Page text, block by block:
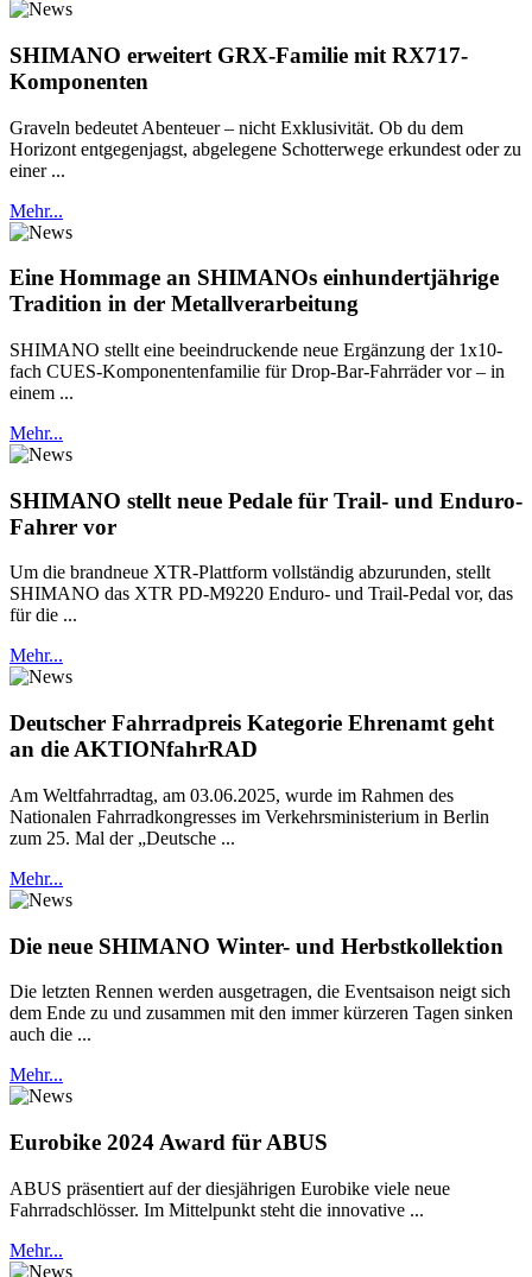
SHIMANO erweitert GRX-Familie mit RX717-
Komponenten
Graveln bedeutet Abenteuer – nicht Exklusivität. Ob du dem
Horizont entgegenjagst, abgelegene Schotterwege erkundest oder zu
einer ...
Mehr...
Eine Hommage an SHIMANOs einhundertjährige
Tradition in der Metallverarbeitung
SHIMANO stellt eine beeindruckende neue Ergänzung der 1x10-
fach CUES-Komponentenfamilie für Drop-Bar-Fahrräder vor – in
einem ...
Mehr...
SHIMANO stellt neue Pedale für Trail- und Enduro-
Fahrer vor
Um die brandneue XTR-Plattform vollständig abzurunden, stellt
SHIMANO das XTR PD-M9220 Enduro- und Trail-Pedal vor, das
für die ...
Mehr...
Deutscher Fahrradpreis Kategorie Ehrenamt geht
an die AKTIONfahrRAD
Am Weltfahrradtag, am 03.06.2025, wurde im Rahmen des
Nationalen Fahrradkongresses im Verkehrsministerium in Berlin
zum 25. Mal der „Deutsche ...
Mehr...
Die neue SHIMANO Winter- und Herbstkollektion
Die letzten Rennen werden ausgetragen, die Eventsaison neigt sich
dem Ende zu und zusammen mit den immer kürzeren Tagen sinken
auch die ...
Mehr...
Eurobike 2024 Award für ABUS
ABUS präsentiert auf der diesjährigen Eurobike viele neue
Fahrradschlösser. Im Mittelpunkt steht die innovative ...
Mehr...